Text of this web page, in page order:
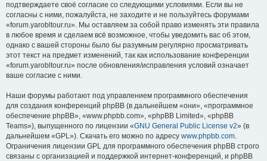
подтверждаете своё согласие со следующими условиями. Если вы не
согласны с ними, пожалуйста, не заходите и не пользуйтесь форумами
«forum.yarobltour.ru». Мы оставляем за собой право изменять эти правила
в любое время и сделаем всё возможное, чтобы уведомить вас об этом,
однако с вашей стороны было бы разумным регулярно просматривать
этот текст на предмет изменений, так как использование конференции
«forum.yarobltour.ru» после обновления/исправления условий означает
ваше согласие с ними.
Наши форумы работают под управлением программного обеспечения
для создания конференций phpBB (в дальнейшем «они», «программное
обеспечение phpBB», «www.phpbb.com», «phpBB Limited», «phpBB
Teams»), выпущенного по лицензии «GNU General Public License v2» (в
дальнейшем «GPL»). Скачать его можно по адресу www.phpbb.com.
Ограничения лицензии GPL для программного обеспечения phpBB строго
связаны с организацией и поддержкой интернет-конференций, и phpBB